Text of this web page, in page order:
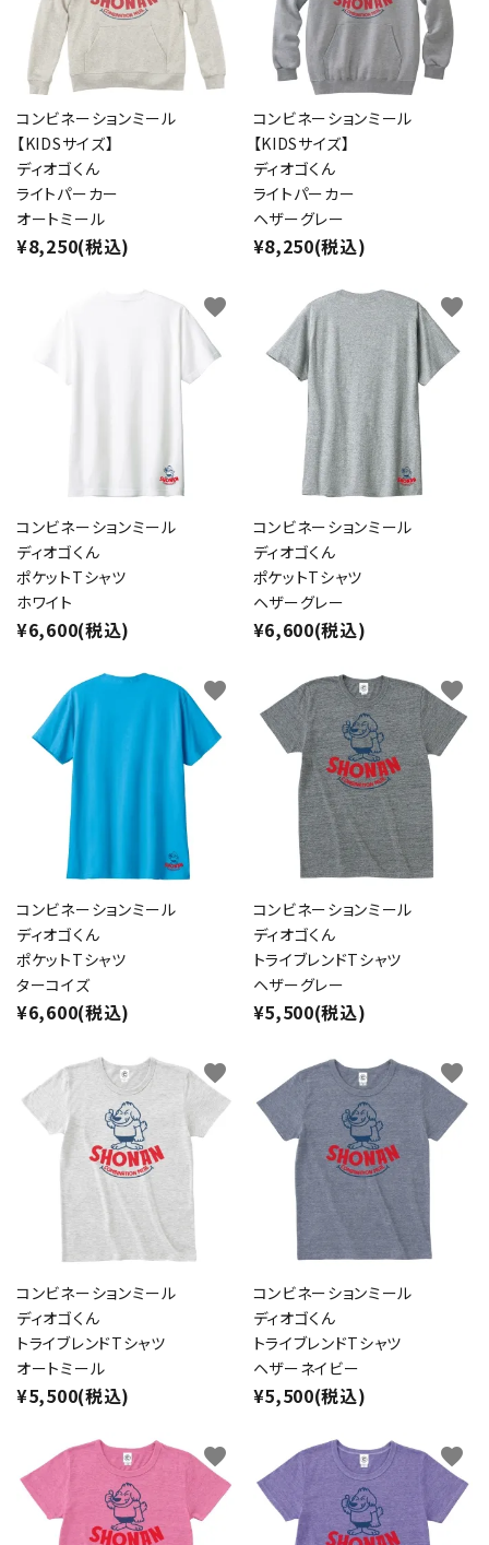
コンビネーションミール
【KIDSサイズ】
ディオゴくん
ライトパーカー
オートミール
¥8,250(税込)
コンビネーションミール
【KIDSサイズ】
ディオゴくん
ライトパーカー
ヘザーグレー
¥8,250(税込)
コンビネーションミール
ディオゴくん
ポケットTシャツ
ホワイト
¥6,600(税込)
favorite
コンビネーションミール
ディオゴくん
ポケットTシャツ
ヘザーグレー
¥6,600(税込)
favorite
コンビネーションミール
ディオゴくん
ポケットTシャツ
ターコイズ
¥6,600(税込)
favorite
コンビネーションミール
ディオゴくん
トライブレンドTシャツ
ヘザーグレー
¥5,500(税込)
favorite
コンビネーションミール
ディオゴくん
トライブレンドTシャツ
オートミール
¥5,500(税込)
favorite
コンビネーションミール
ディオゴくん
トライブレンドTシャツ
ヘザーネイビー
¥5,500(税込)
favorite
favorite favorite